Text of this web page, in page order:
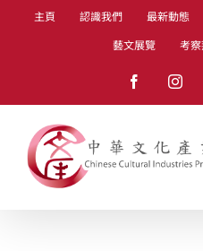
主頁 認識我們 最新動態
藝文展覽
考
Facebook